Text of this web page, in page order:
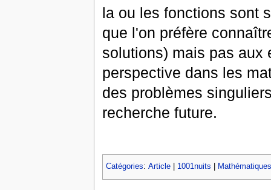
la ou les fonctions sont
que l'on préfère
solutions) mais pas aux
perspective dans les
des problèmes
recherche future.
Catégories: Article| 1001nuits Mathématiques